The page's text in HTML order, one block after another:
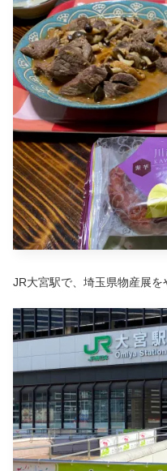
JR大宮駅で、埼玉県物産展を